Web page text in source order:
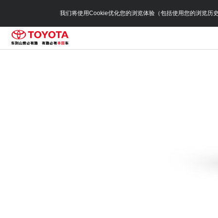
我们将使用Cookie优化您的浏览体验（包括使用您的浏览历